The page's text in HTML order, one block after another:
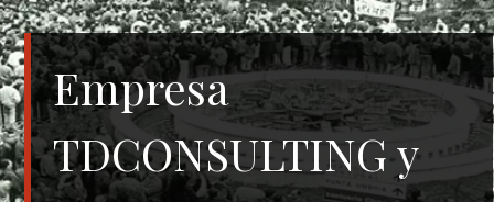
Empresa
TDCONSULTING y